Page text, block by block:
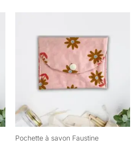
Pochette à savon Faustine